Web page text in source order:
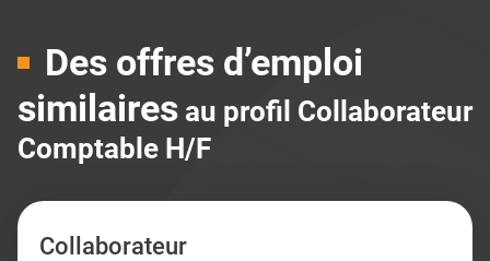
Des offres d’emploi
similaires au profil Collaborateur
Comptable H/F
Collaborateur